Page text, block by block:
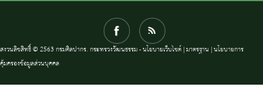
สงวนลิขสิทธิ์ © 2563 กรมศิลปากร. กระทรวงวัฒนธรรม -นโยบายเว็บไซต์|มาตรฐาน |นโยบายการ
คุ้มครองข้อมูลส่วนบุคคล